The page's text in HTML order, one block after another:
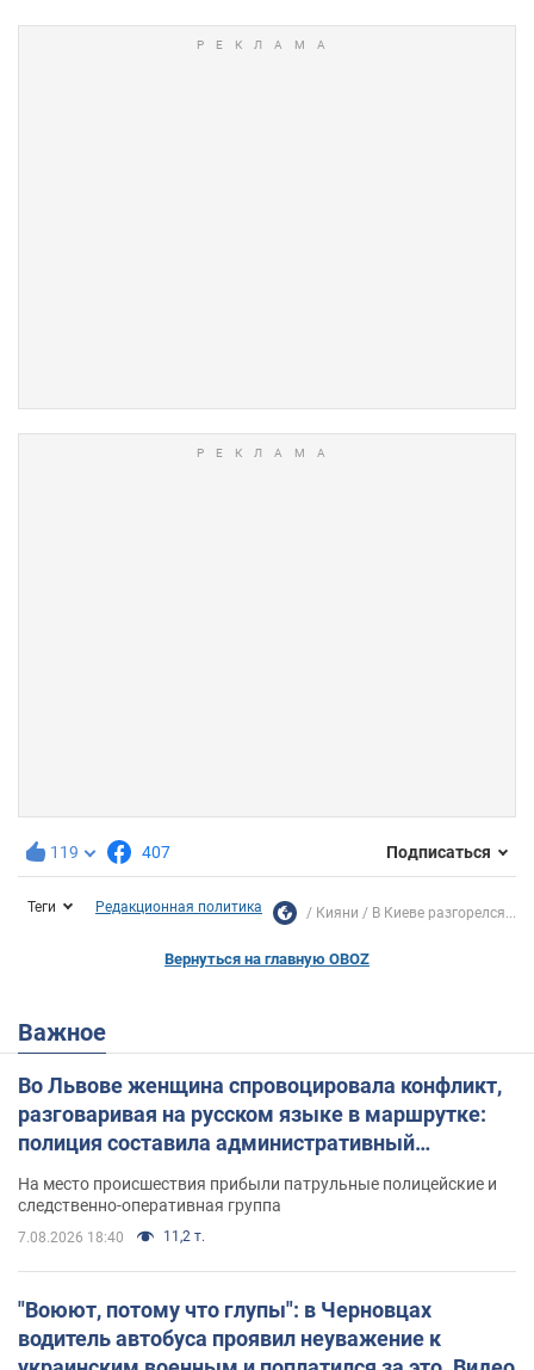
119 407 Подписаться
Теги Редакционная политика Кияни В Киеве разгорелся...
Вернуться на главную OBOZ
Важное
Во Львове женщина спровоцировала конфликт,
разговаривая на русском языке в маршрутке:
полиция составила административный
На место происшествия прибыли патрульные полицейские и
следственно-оперативная группа
7.08.2026 18:40 11,2 т.
"Воюют, потому что глупы": в Черновцах
водитель автобуса проявил неуважение к